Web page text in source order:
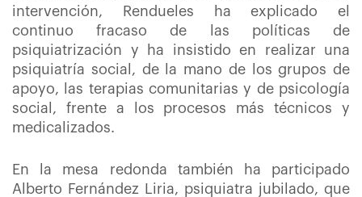
intervención, Rendueles ha explicado el
continuo fracaso de las políticas de
psiquiatrización y ha insistido en realizar una
psiquiatría social, de la mano de los grupos de
apoyo, las terapias comunitarias y de psicología
social, frente a los procesos más técnicos y
medicalizados.
En la mesa redonda también ha participado
Alberto Fernández Liria, psiquiatra jubilado, que